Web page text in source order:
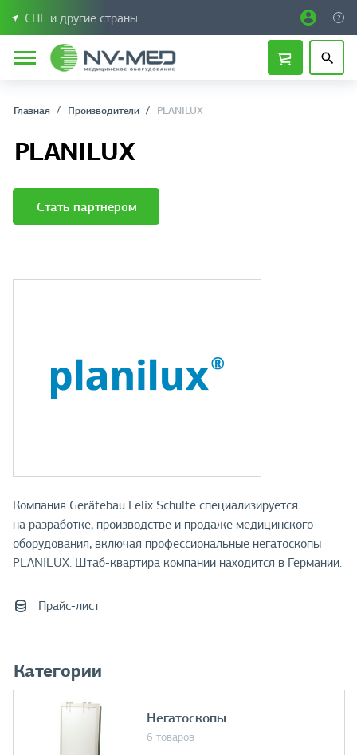
СНГ и другие страны
Главная Производители PLANILUX
PLANILUX
Стать партнером
Компания Gerätebau Felix Schulte специализируется
на разработке, производстве и продаже медицинского
оборудования, включая профессиональные негатоскопы
PLANILUX. Штаб-квартира компании находится в Германии.
Прайс-лист
Категории
Негатоскопы
6 товаров